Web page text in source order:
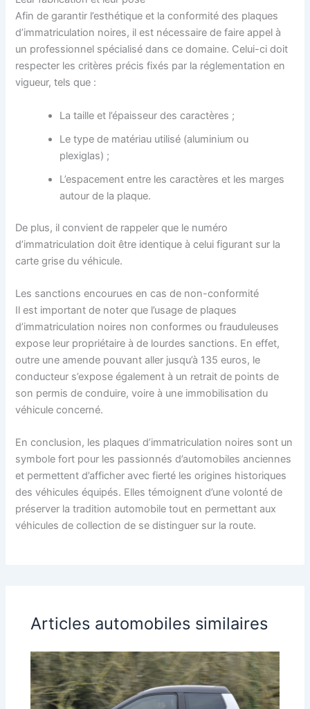
Afin de garantir l’esthétique et la conformité des plaques
d’immatriculation noires, il est nécessaire de faire appel à
un professionnel spécialisé dans ce domaine. Celui-ci doit
respecter les critères précis fixés par la réglementation en
vigueur, tels que :
La taille et l’épaisseur des caractères ;
Le type de matériau utilisé (aluminium ou
plexiglas) ;
L’espacement entre les caractères et les marges
autour de la plaque.
De plus, il convient de rappeler que le numéro
d’immatriculation doit être identique à celui figurant sur la
carte grise du véhicule.
Les sanctions encourues en cas de non-conformité
Il est important de noter que l’usage de plaques
d’immatriculation noires non conformes ou frauduleuses
expose leur propriétaire à de lourdes sanctions. En effet,
outre une amende pouvant aller jusqu’à 135 euros, le
conducteur s’expose également à un retrait de points de
son permis de conduire, voire à une immobilisation du
véhicule concerné.
En conclusion, les plaques d’immatriculation noires sont un
symbole fort pour les passionnés d’automobiles anciennes
et permettent d’afficher avec fierté les origines historiques
des véhicules équipés. Elles témoignent d’une volonté de
préserver la tradition automobile tout en permettant aux
véhicules de collection de se distinguer sur la route.
Articles automobiles similaires